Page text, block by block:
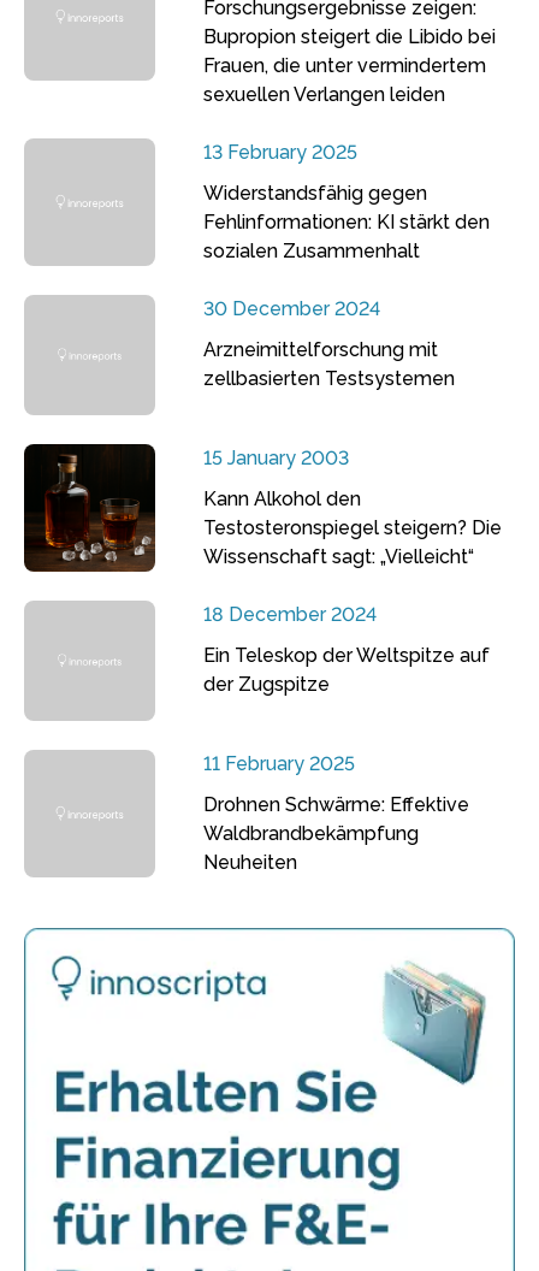
Forschungsergebnisse zeigen:
Bupropion steigert die Libido bei
Frauen, die unter vermindertem
sexuellen Verlangen leiden
13 February 2025
Widerstandsfähig gegen
Fehlinformationen: KI stärkt den
sozialen Zusammenhalt
30 December 2024
Arzneimittelforschung mit
zellbasierten Testsystemen
15 January 2003
Kann Alkohol den
Testosteronspiegel steigern? Die
Wissenschaft sagt: „Vielleicht“
18 December 2024
Ein Teleskop der Weltspitze auf
der Zugspitze
11 February 2025
Drohnen Schwärme: Effektive
Waldbrandbekämpfung
Neuheiten